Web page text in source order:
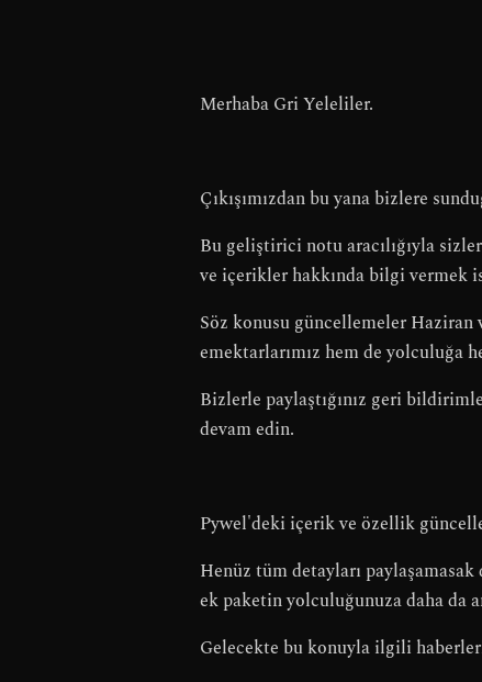
Merhaba Gri Yeleliler.
Çıkışımızdan bu yana bizlere
Bu geliştirici notu aracılığıyla
ve içerikler hakkında bilgi vermek
Söz konusu güncellemeler Haziran
emektarlarımız hem de yolculuğa
Bizlerle paylaştığınız geri
devam edin.
Pywel'deki içerik ve özellik
Henüz tüm detayları
ek paketinyolculuğunuza daha da
Gelecekte bu konuyla ilgili